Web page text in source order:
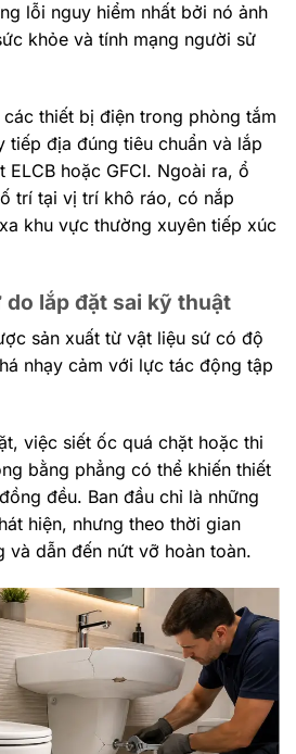
lỗi nguy hiểm nhất bởi nó ảnh
khỏe và tính mạng người sử
thiết bị điện trong phòng tắm
tiếp địa đúng tiêu chuẩn và lắp
ELCB hoặc GFCI. Ngoài ra, ổ
trí tại vị trí khô ráo, có nắp
khu vực thường xuyên tiếp xúc
lắp đặt sai kỹ thuật
sản xuất từ vật liệu sứ có độ
nhạy cảm với lực tác động tập
việc siết ốc quá chặt hoặc thi
bằng phẳng có thể khiến thiết
đều. Ban đầu chỉ là những
hiện, nhưng theo thời gian
và dẫn đến nứt vỡ hoàn toàn.